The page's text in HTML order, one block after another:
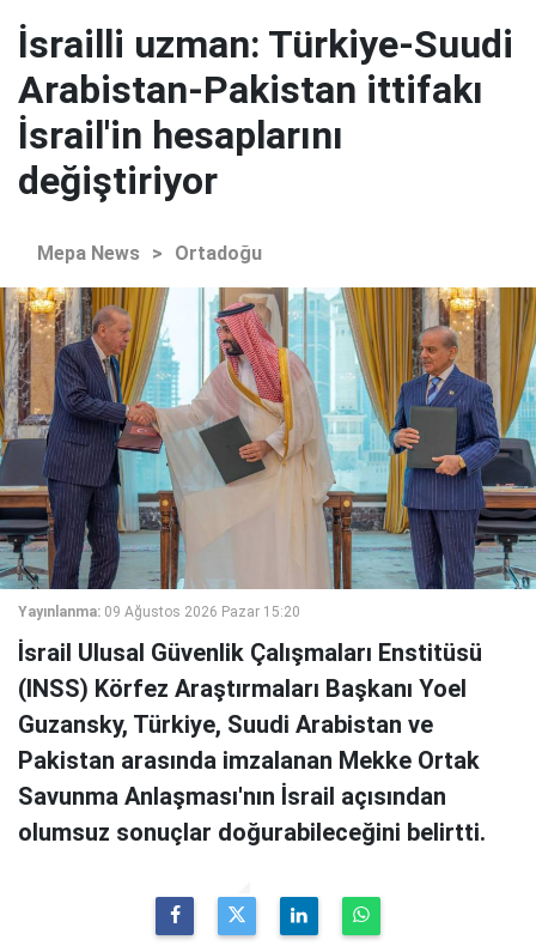
İsrailli uzman: Türkiye-Suudi
Arabistan-Pakistan ittifakı
İsrail'in hesaplarını
değiştiriyor
Mepa News > Ortadoğu
Yayınlanma: 09 Ağustos 2026 Pazar 15:20
İsrail Ulusal Güvenlik Çalışmaları Enstitüsü
(INSS) Körfez Araştırmaları Başkanı Yoel
Guzansky, Türkiye, Suudi Arabistan ve
Pakistan arasında imzalanan Mekke Ortak
Savunma Anlaşması'nın İsrail açısından
olumsuz sonuçlar doğurabileceğini belirtti.